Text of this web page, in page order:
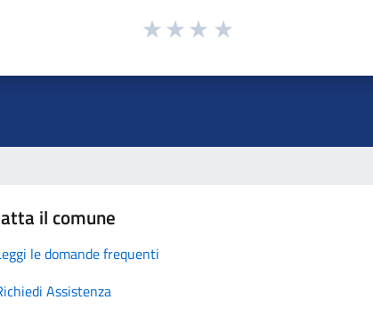
il comune
le domande frequenti
Assistenza